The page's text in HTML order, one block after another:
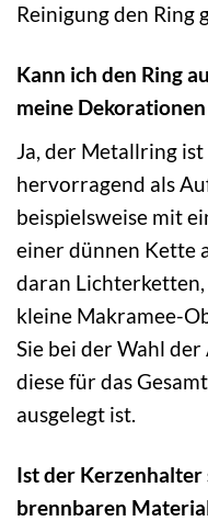
Reinigung den Ring
Kann ich den Ring
meine
Ja, der Metallring
hervorragend als
beispielsweise mit
einer dünnen Kette
daran
kleine Makramee-
Sie bei der Wahl
diese für das
ausgelegt ist.
Ist der
brennbaren